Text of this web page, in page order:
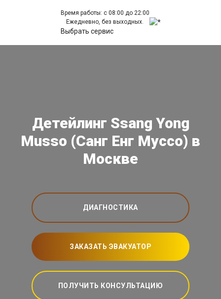
Время работы: с 08:00 до 22:00
Ежедневно, без выходных.
Выбрать сервис
Детейлинг Ssang Yong
Musso (Санг Енг Муссо) в
Москве
ДИАГНОСТИКА
ЗАКАЗАТЬ ЭВАКУАТОР
ПОЛУЧИТЬ КОНСУЛЬТАЦИЮ